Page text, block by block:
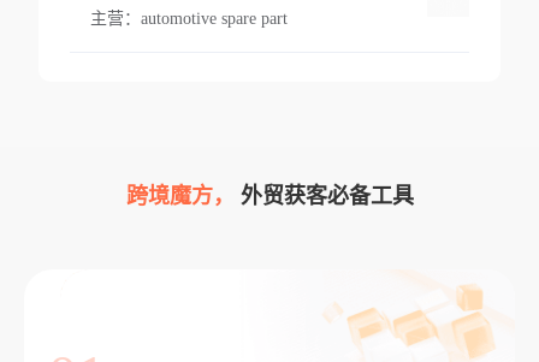
主营： automotive spare part
跨境魔方， 外贸获客必备工具